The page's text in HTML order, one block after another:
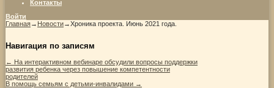
Контакты
Войти
Главная→ Новости→Хроника проекта. Июнь 2021 года.
Навигация по записям
← На интерактивном вебинаре обсудили вопросы поддержки
развития ребенка через повышение компетентности
родителей
В помощь семьям с детьми-инвалидами →